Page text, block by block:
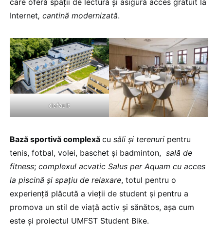
Internet, cantină modernizată.
default
Bază sportivă complexă cu săli și terenuri pentru
tenis, fotbal, volei, baschet și badminton, sală de
fitness; complexul acvatic Salus per Aquam cu acces
la piscină și spațiu de relaxare, totul pentru o
experiență plăcută a vieții de student și pentru a
promova un stil de viață activ și sănătos, așa cum
este și proiectul UMFST Student Bike.